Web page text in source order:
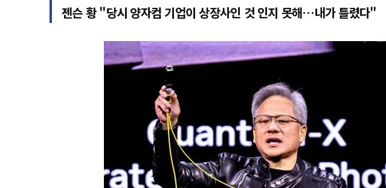
젠슨 황 "당시 양자컴 기업이 상장사인 것 인지 못해…내가 틀렸다"